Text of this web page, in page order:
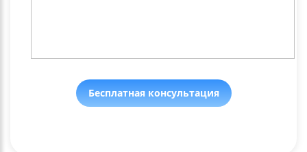
Бесплатная консультация